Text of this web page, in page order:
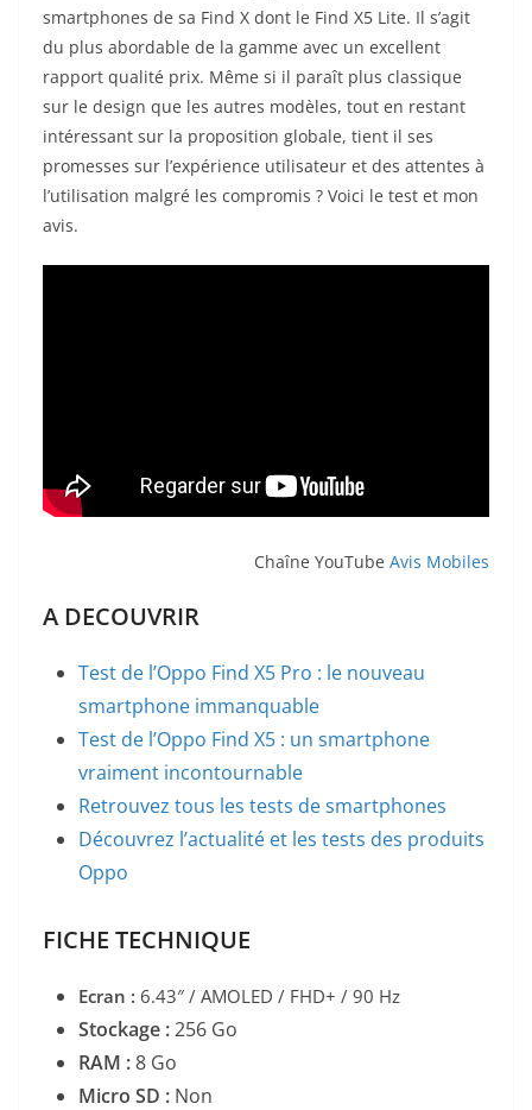
smartphones de sa Find X dont le Find X5 Lite. Il s’agit
du plus abordable de la gamme avec un excellent
rapport qualité prix. Même si il paraît plus classique
sur le design que les autres modèles, tout en restant
intéressant sur la proposition globale, tient il ses
promesses sur l’expérience utilisateur et des attentes à
l’utilisation malgré les compromis ? Voici le test et mon
avis.
Chaîne YouTube Avis Mobiles
A DECOUVRIR
Test de l’Oppo Find X5 Pro : le nouveau
smartphone immanquable
Test de l’Oppo Find X5 : un smartphone
vraiment incontournable
Retrouvez tous les tests de smartphones
Découvrez l’actualité et les tests des produits
Oppo
FICHE TECHNIQUE
Ecran : 6.43″ / AMOLED / FHD+ / 90 Hz
Stockage :256 Go
RAM :8 Go
Micro SD : Non